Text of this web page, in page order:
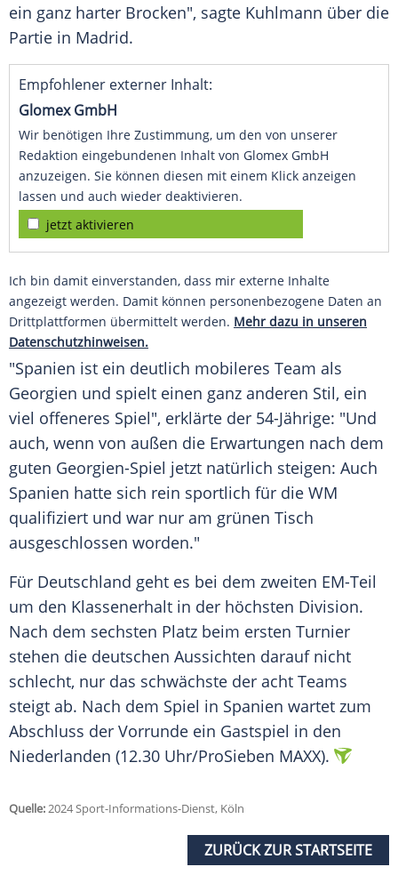
ein ganz harter Brocken", sagte Kuhlmann über die
Partie in Madrid.
Empfohlener externer Inhalt:
Glomex GmbH
Wir benötigen Ihre Zustimmung, um den von unserer
Redaktion eingebundenen Inhalt von Glomex GmbH
anzuzeigen. Sie können diesen mit einem Klick anzeigen
lassen und auch wieder deaktivieren.
jetzt aktivieren
Ich bin damit einverstanden, dass mir externe Inhalte
angezeigt werden. Damit können personenbezogene Daten an
Drittplattformen übermittelt werden. Mehr dazu in unseren
Datenschutzhinweisen.
"Spanien ist ein deutlich mobileres Team als
Georgien und spielt einen ganz anderen Stil, ein
viel offeneres Spiel", erklärte der 54-Jährige: "Und
auch, wenn von außen die Erwartungen nach dem
guten Georgien-Spiel jetzt natürlich steigen: Auch
Spanien hatte sich rein sportlich für die WM
qualifiziert und war nur am grünen Tisch
ausgeschlossen worden."
Für Deutschland geht es bei dem zweiten EM-Teil
um den Klassenerhalt in der höchsten Division.
Nach dem sechsten Platz beim ersten Turnier
stehen die deutschen Aussichten darauf nicht
schlecht, nur das schwächste der acht Teams
steigt ab. Nach dem Spiel in Spanien wartet zum
Abschluss der Vorrunde ein Gastspiel in den
Niederlanden (12.30 Uhr/ProSieben MAXX).
Quelle:2024 Sport-Informations-Dienst, Köln
ZURÜCK ZUR STARTSEITE